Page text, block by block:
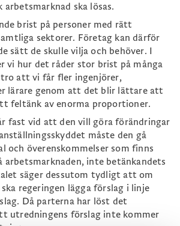
arbetsmarknad ska lösas.
brist på personer med rätt
sektorer. Företag kan därför
sätt de skulle vilja och behöver. I
vi hur det råder stor brist på många
att vi får fler ingenjörer,
lärare genom att det blir lättare att
feltänk av enorma proportioner.
fast vid att den vill göra förändringar
måste den gå
och överenskommelser som finns
arbetsmarknaden, inte betänkandets
säger dessutom tydligt att om
regeringen lägga förslag i linje
Då parterna har löst det
utredningens förslag inte kommer